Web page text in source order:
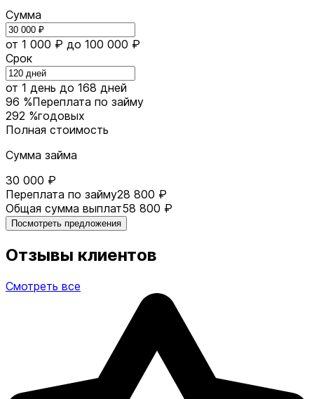
Сумма
от 1 000 ₽ до 100 000 ₽
Срок
от 1 день до 168 дней
96 %Переплата по займу
292 %годовых
Полная стоимость
Сумма займа
30 000 ₽
Переплата по займу28 800 ₽
Общая сумма выплат58 800 ₽
Посмотреть предложения
Отзывы клиентов
Смотреть все